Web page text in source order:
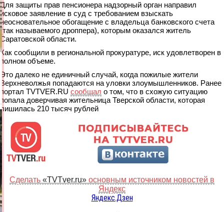
Для защиты прав пенсионера надзорный орган направил
исковое заявление в суд с требованием взыскать
неосновательное обогащение с владельца банковского счета
(так называемого дроппера), которым оказался житель
Саратовской области.
Как сообщили в региональной прокуратуре, иск удовлетворен в
полном объеме.
Это далеко не единичный случай, когда пожилые жители
Верхневолжья попадаются на уловки злоумышленников. Ранее
портал TVTVER.RU сообщал о том, что в схожую ситуацию
попала доверчивая жительница Тверской области, которая
лишилась 210 тысяч рублей
Сделать «TVTver.ru» основным источником новостей в
Яндекс
Яндекс.Дзен